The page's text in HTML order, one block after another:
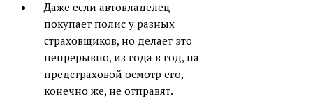
Даже если автовладелец
покупает полис у разных
страховщиков, но делает это
непрерывно, из года в год, на
предстраховой осмотр его,
конечно же, не отправят.